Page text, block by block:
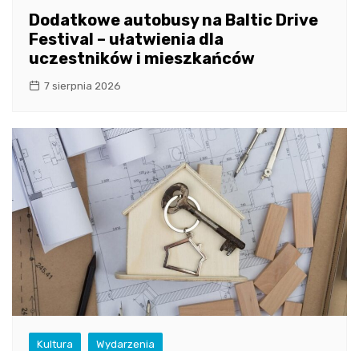
Dodatkowe autobusy na Baltic Drive
Festival – ułatwienia dla
uczestników i mieszkańców
7 sierpnia 2026
Kultura Wydarzenia